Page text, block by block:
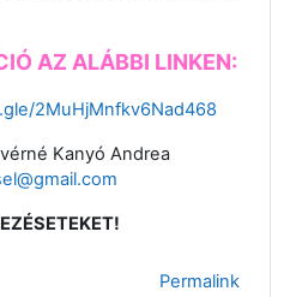
AZ ALÁBBI LINKEN:
2MuHjMnfkv6Nad468
Kanyó Andrea
Permalink